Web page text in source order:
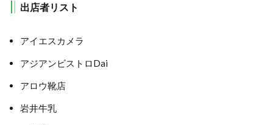
出店者リスト
アイエスカメラ
アジアンビストロDai
アロウ靴店
岩井牛乳